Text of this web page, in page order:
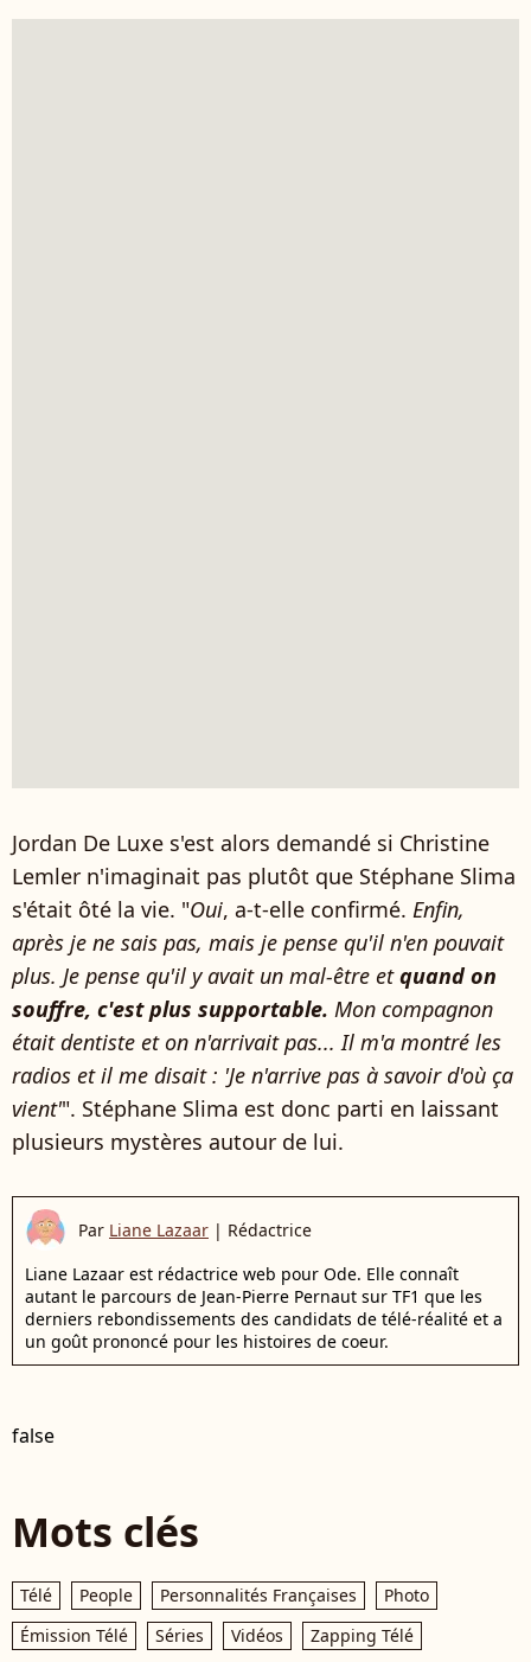
Jordan De Luxe s'est alors demandé si Christine
Lemler n'imaginait pas plutôt que Stéphane Slima
s'était ôté la vie. "Oui, a-t-elle confirmé. Enfin,
après je ne sais pas, mais je pense qu'il n'en pouvait
plus. Je pense qu'il y avait un mal-être etquand on
souffre, c'est plus supportable. Mon compagnon
était dentiste et on n'arrivait pas... Il m'a montré les
radios et il me disait : 'Je n'arrive pas à savoir d'où ça
vient'". Stéphane Slima est donc parti en laissant
plusieurs mystères autour de lui.
Par Liane Lazaar | Rédactrice
Liane Lazaar est rédactrice web pour Ode. Elle connaît
autant le parcours de Jean-Pierre Pernaut sur TF1 que les
derniers rebondissements des candidats de télé-réalité et a
un goût prononcé pour les histoires de coeur.
false
Mots clés
Télé People Personnalités Françaises
Photo
Émission Télé
Séries Vidéos Zapping Télé